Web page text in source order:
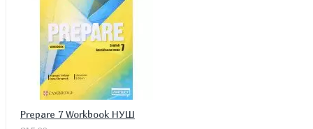
Prepare 7 Workbook НУШ